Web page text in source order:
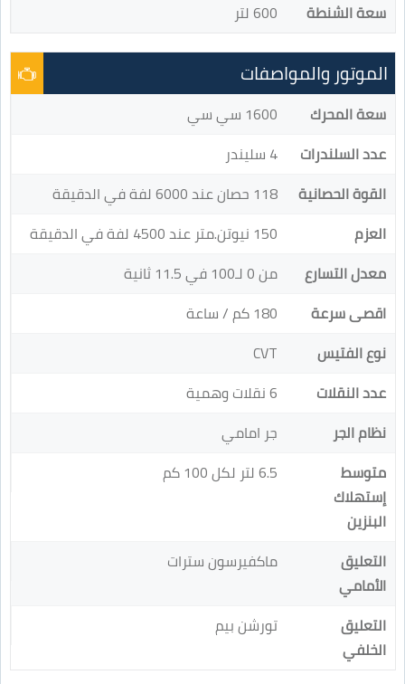
سعة الشنطة 600 لتر
الموتور والمواصفات
سعة المحرك
1600 سي سي
عدد السلندرات
4 سليندر
القوة الحصانية
118 حصان عند 6000 لفة في الدقيقة
العزم
150 نيوتن.متر عند 4500 لفة في الدقيقة
معدل التسارع
من 0 لـ100 في 11.5 ثانية
اقصى سرعة
180 كم / ساعة
نوع الفتيس
CVT
عدد النقلات
6 نقلات وهمية
نظام الجر
جر امامي
متوسط
إستهلاك
البنزين
6.5 لتر لكل 100 كم
التعليق
الأمامي
ماكفيرسون سترات
التعليق
الخلفي
تورشن بيم